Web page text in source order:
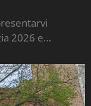
2026 e…